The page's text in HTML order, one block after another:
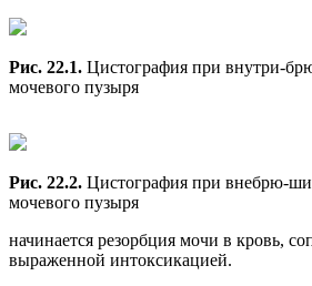
Рис. 22.1. Цистография при внутри-
мочевого пузыря
Рис. 22.2. Цистография при внебрю-
мочевого пузыря
начинается резорбция мочи в кровь,
выраженной интоксикацией.